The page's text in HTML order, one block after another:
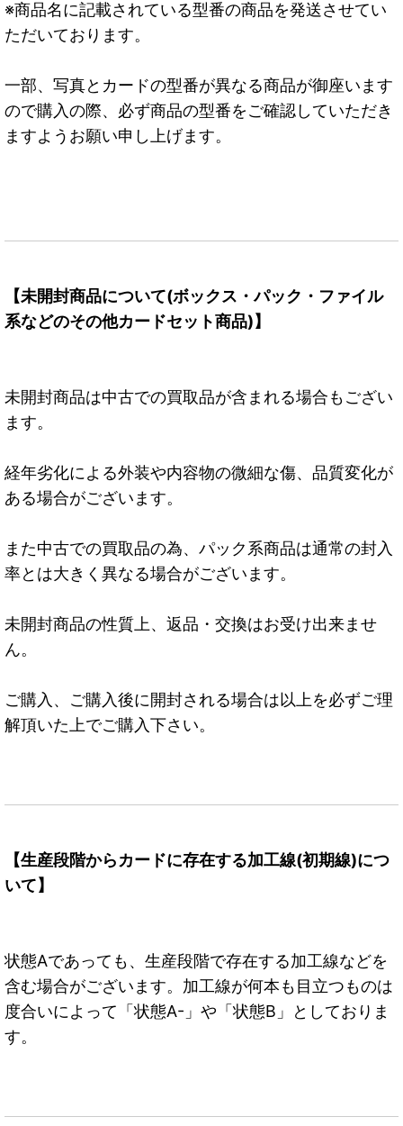
※商品名に記載されている型番の商品を発送させてい
ただいております。
一部、写真とカードの型番が異なる商品が御座います
ので購入の際、必ず商品の型番をご確認していただき
ますようお願い申し上げます。
【未開封商品について(ボックス・パック・ファイル
系などのその他カードセット商品)】
未開封商品は中古での買取品が含まれる場合もござい
ます。
経年劣化による外装や内容物の微細な傷、品質変化が
ある場合がございます。
また中古での買取品の為、パック系商品は通常の封入
率とは大きく異なる場合がございます。
未開封商品の性質上、返品・交換はお受け出来ませ
ん。
ご購入、ご購入後に開封される場合は以上を必ずご理
解頂いた上でご購入下さい。
【生産段階からカードに存在する加工線(初期線)につ
いて】
状態Aであっても、生産段階で存在する加工線などを
含む場合がございます。加工線が何本も目立つものは
度合いによって「状態A-」や「状態B」としておりま
す。